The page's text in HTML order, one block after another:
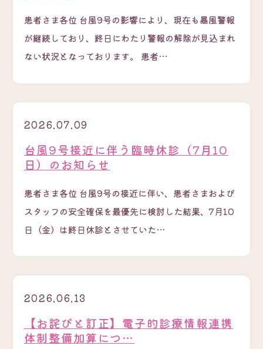
患者さま各位 台風9号の影響により、現在も暴風警報
が継続しており、終日にわたり警報の解除が見込まれ
ない状況となっております。 患者…
2026.07.09
台風9号接近に伴う臨時休診（7月10
日）のお知らせ
患者さま各位 台風9号の接近に伴い、患者さまおよび
スタッフの安全確保を最優先に検討した結果、7月10
日（金）は終日休診とさせていた…
2026.06.13
【お詫びと訂正】電子的診療情報連携
体制整備加算につ…